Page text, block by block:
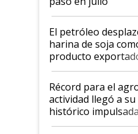
El petróleo
harina de soja
producto
el agro aportó casi
diez dólares y
liderazgo en un
récord
Récord para el
actividad llegó a
histórico
cosecha y las